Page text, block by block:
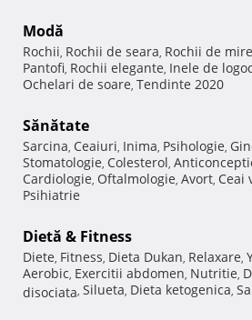
Modă
Rochii, Rochii de seara, Rochii de
Pantofi, Rochii elegante, Inele de
Ochelari de soare, Tendinte 2020
Sănătate
Sarcina, Ceaiuri, Inima, Psihologie,
Stomatologie, Colesterol,
Cardiologie, Oftalmologie, Avort, Ceai
Psihiatrie
Dietă & Fitness
Diete, Fitness, Dieta Dukan, Relaxare,
Aerobic, Exercitii abdomen, Nutritie,
disociata, Silueta, Dieta ketogenica,